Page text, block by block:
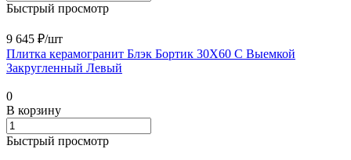
Быстрый просмотр
9 645 ₽/шт
Плитка керамогранит Блэк Бортик 30X60 С Выемкой
Закругленный Левый
0
В корзину
Быстрый просмотр